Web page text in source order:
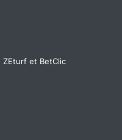
ZEturf et BetClic